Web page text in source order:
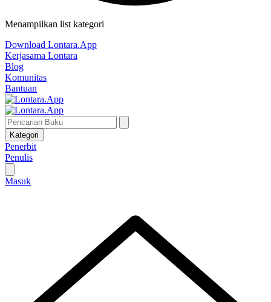
Menampilkan list kategori
Download Lontara.App
Kerjasama Lontara
Blog
Komunitas
Bantuan
Kategori
Penerbit
Penulis
Masuk